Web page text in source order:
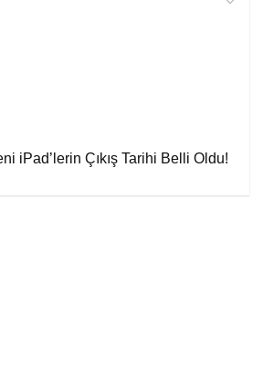
iPad’lerin Çıkış Tarihi Belli Oldu!